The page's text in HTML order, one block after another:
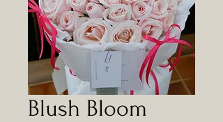
Blush Bloom